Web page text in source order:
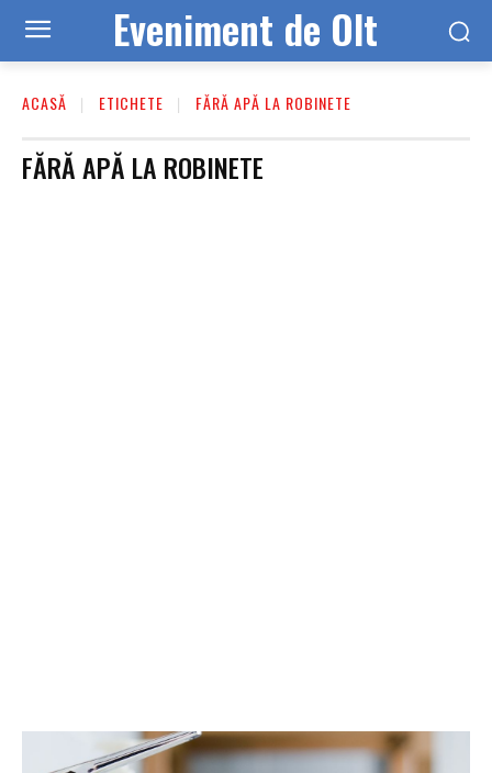
Eveniment de Olt
ACASĂ ETICHETE FĂRĂ APĂ LA ROBINETE
FĂRĂ APĂ LA ROBINETE